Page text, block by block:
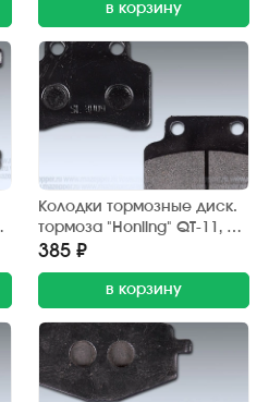
в корзину
Колодки тормозные диск.
тормоза "Honling" QT-11, 13
(дв. 50-125 см3) Китай (2
шт.)
385 ₽
в корзину